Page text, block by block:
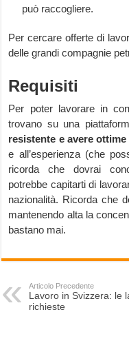
può raccogliere.
Per cercare offerte di
delle grandi compagnie
Requisiti
Per poter lavorare in
trovano su una
resistente e avere
e all’esperienza (che
ricorda che dovrai
potrebbe capitarti di
nazionalità. Ricorda che
mantenendo alta la
bastano mai.
Articolo Precedente
Lavoro in Svizzera: le
richieste